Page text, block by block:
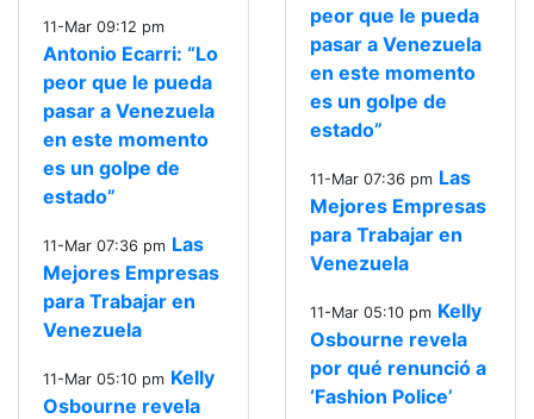
11-Mar 09:12 pm
Antonio Ecarri: “Lo
peor que le pueda
pasar a Venezuela
en este momento
es un golpe de
estado”
11-Mar 07:36 pm Las
Mejores Empresas
para Trabajar en
Venezuela
11-Mar 05:10 pm Kelly
Osbourne revela
peor que le pueda
pasar a Venezuela
en este momento
es un golpe de
estado”
11-Mar 07:36 pm Las
Mejores Empresas
para Trabajar en
Venezuela
11-Mar 05:10 pm Kelly
Osbourne revela
por qué renunció a
‘Fashion Police’